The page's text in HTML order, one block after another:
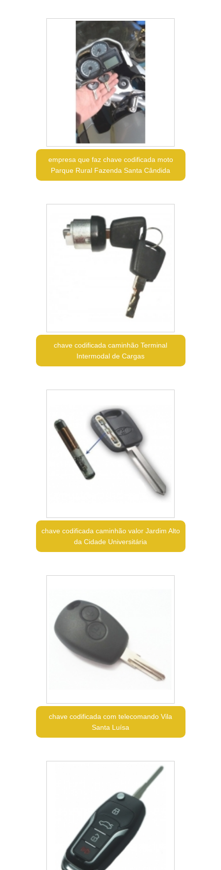
empresa que faz chave codificada moto
Parque Rural Fazenda Santa Cândida
chave codificada caminhão Terminal
Intermodal de Cargas
chave codificada caminhão valor Jardim Alto
da Cidade Universitária
chave codificada com telecomando Vila
Santa Luísa